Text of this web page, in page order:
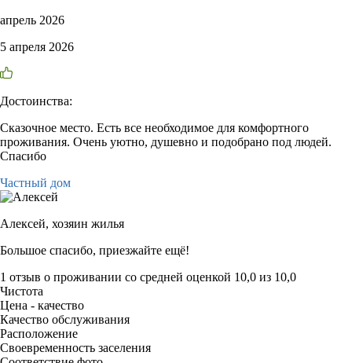
апрель 2026
5 апреля 2026
Достоинства:
Сказочное место. Есть все необходимое для комфортного
проживания. Очень уютно, душевно и подобрано под людей.
Спасибо
Частный дом
Алексей, хозяин жилья
Большое спасибо, приезжайте ещё!
1 отзыв о проживании со средней оценкой 10,0 из 10,0
Чистота
Цена - качество
Качество обслуживания
Расположение
Своевременность заселения